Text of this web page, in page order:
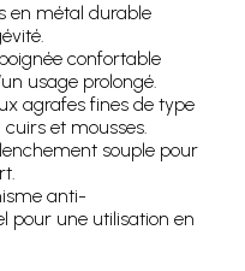
en métal durable
poignée confortable
usage prolongé.
agrafes fines de type
cuirs et mousses.
souple pour
anti-
pour une utilisation en